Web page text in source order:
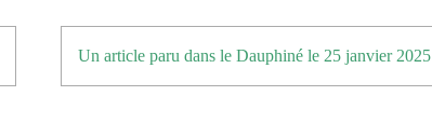
Un article paru dans le Dauphiné le 25 janvier 2025